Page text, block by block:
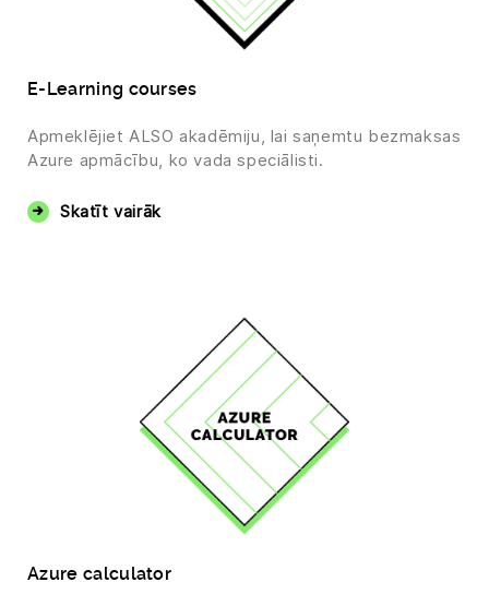
E-Learning courses
Apmeklējiet ALSO akadēmiju, lai saņemtu bezmaksas
Azure apmācību, ko vada speciālisti.
Skatīt vairāk
Azure calculator